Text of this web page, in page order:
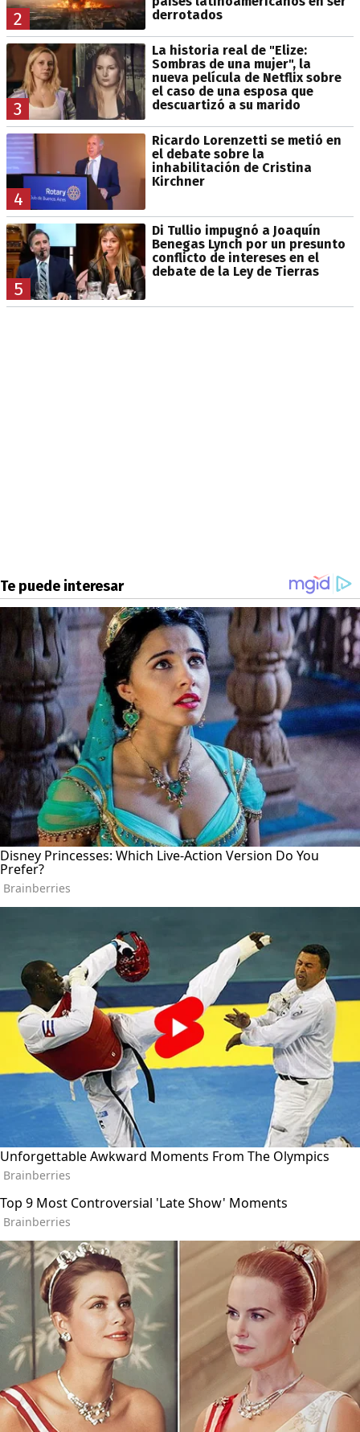
2
derrotados
3
La historia real de "Elize:
Sombras de una mujer", la
nueva película de Netflix sobre
el caso de una esposa que
descuartizó a su marido
4
Ricardo Lorenzetti se metió en
el debate sobre la
inhabilitación de Cristina
Kirchner
5
Di Tullio impugnó a Joaquín
Benegas Lynch por un presunto
conflicto de intereses en el
debate de la Ley de Tierras